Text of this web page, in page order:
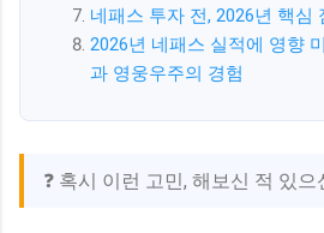
네패스 투자 전, 2026년 핵심
2026년 네패스 실적에 영향
과 영웅우주의 경험
❓ 혹시 이런 고민, 해보신 적 있으